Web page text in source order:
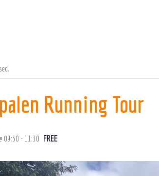
Running Tour
09:30 - 11:30 FREE